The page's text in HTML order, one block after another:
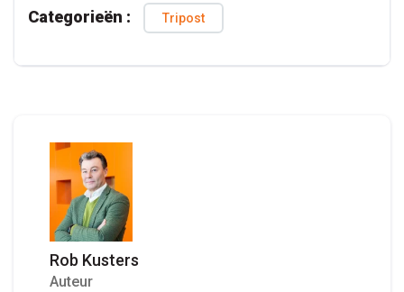
Categorieën : Tripost
Rob Kusters
Auteur